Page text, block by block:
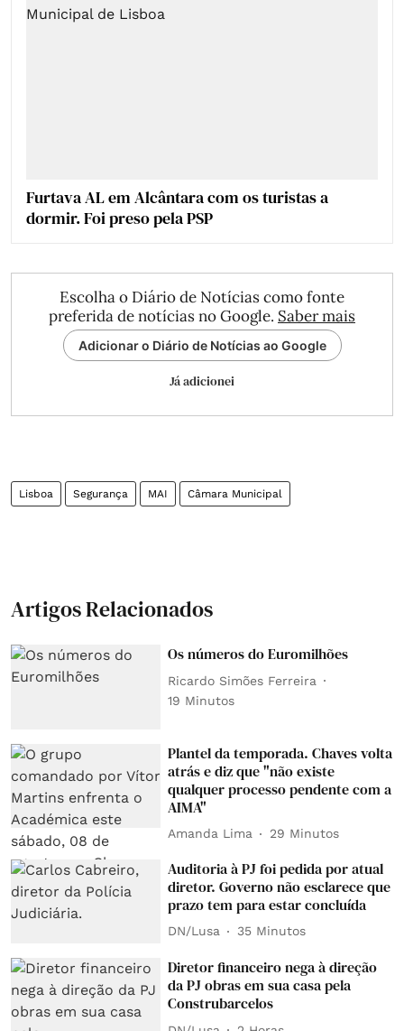
Furtava AL em Alcântara com os turistas a
dormir. Foi preso pela PSP
Escolha o Diário de Notícias como fonte
preferida de notícias no Google. Saber mais
Adicionar o Diário de Notícias ao Google
Já adicionei
Lisboa Segurança MAI Câmara Municipal
Artigos Relacionados
Os números do Euromilhões
Ricardo Simões Ferreira
19 Minutos
Plantel da temporada. Chaves volta
atrás e diz que "não existe
qualquer processo pendente com a
AIMA"
Amanda Lima 29 Minutos
Auditoria à PJ foi pedida por atual
diretor. Governo não esclarece que
prazo tem para estar concluída
DN/Lusa 35 Minutos
Diretor financeiro nega à direção
da PJ obras em sua casa pela
Construbarcelos